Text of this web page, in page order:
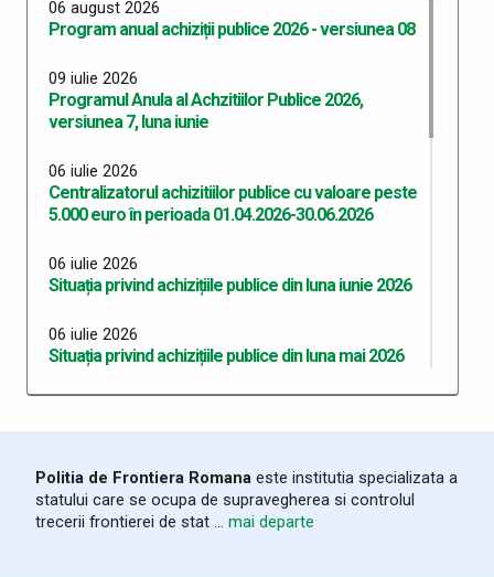
06 august 2026
Program anual achiziții publice 2026 - versiunea 08
09 iulie 2026
Programul Anula al Achzitiilor Publice 2026,
versiunea 7, luna iunie
06 iulie 2026
Centralizatorul achizitiilor publice cu valoare peste
5.000 euro în perioada 01.04.2026-30.06.2026
06 iulie 2026
Situația privind achizițiile publice din luna iunie 2026
06 iulie 2026
Situația privind achizițiile publice din luna mai 2026
06 iulie 2026
Situația privind achizițiile publice din luna martie
2026
Politia de Frontiera Romana este institutia specializata a
statului care se ocupa de supravegherea si controlul
trecerii frontierei de stat ... mai departe